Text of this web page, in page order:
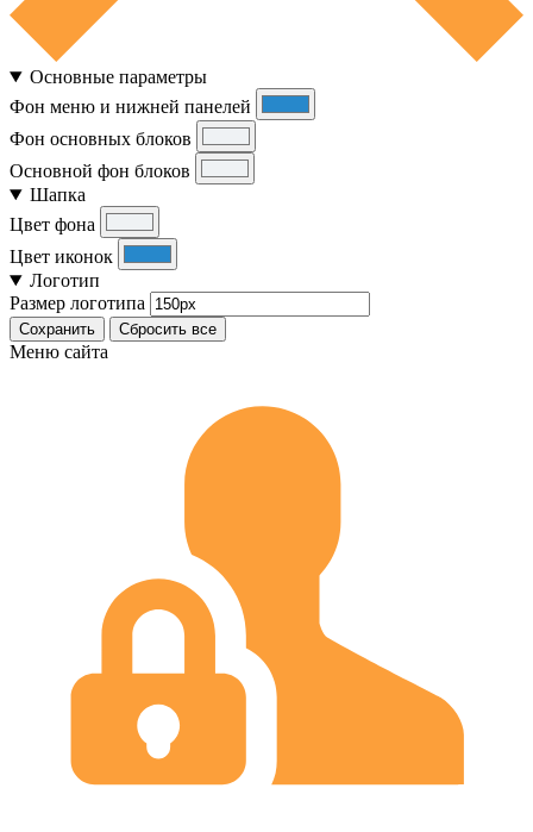
Основные параметры
Фон меню и нижней панелей
Фон основных блоков
Основной фон блоков
Шапка
Цвет фона
Цвет иконок
Логотип
Размер логотипа
Сохранить Сбросить все
Меню сайта